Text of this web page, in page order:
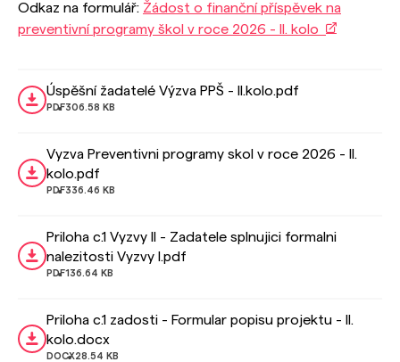
Odkaz na formulář: Žádost o finanční příspěvek na
preventivní programy škol v roce 2026 - II. kolo
Úspěšní žadatelé Výzva PPŠ - II.kolo.pdf
PDF306.58 KB
Vyzva Preventivni programy skol v roce 2026 - II.
kolo.pdf
PDF336.46 KB
Priloha c.1 Vyzvy II - Zadatele splnujici formalni
nalezitosti Vyzvy I.pdf
PDF136.64 KB
Priloha c.1 zadosti - Formular popisu projektu - II.
kolo.docx
DOCX28.54 KB